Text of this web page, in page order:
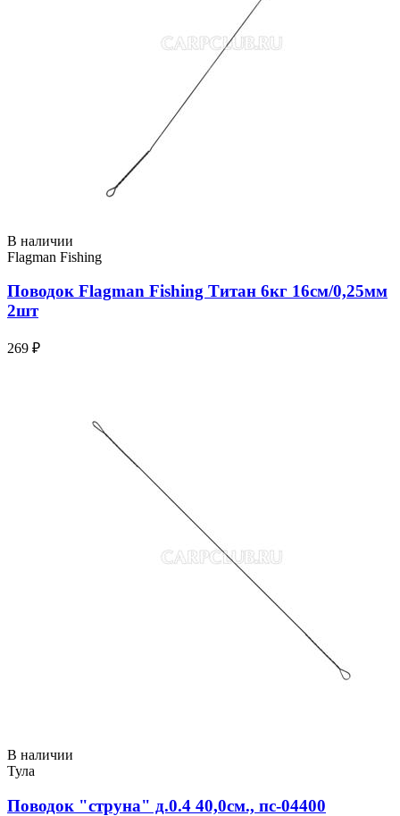
В наличии
Flagman Fishing
Поводок Flagman Fishing Титан 6кг 16см/0,25мм
2шт
269 ₽
В наличии
Тула
Поводок "струна" д.0.4 40,0см., пс-04400